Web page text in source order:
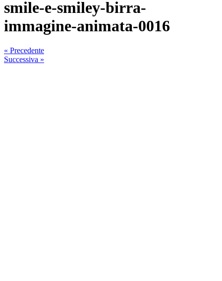
smile-e-smiley-birra-
immagine-animata-0016
« Precedente
Successiva »